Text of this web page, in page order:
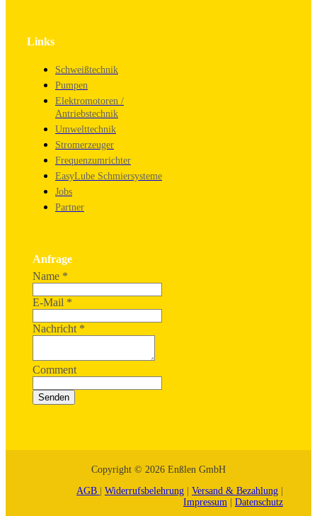
Links
Schweißtechnik
Pumpen
Elektromotoren /
Antriebstechnik
Umwelttechnik
Stromerzeuger
Frequenzumrichter
EasyLube Schmiersysteme
Jobs
Partner
Anfrage
Name *
E-Mail *
Nachricht *
Comment
Senden
Copyright © 2026 Enßlen GmbH
AGB | Widerrufsbelehrung | Versand & Bezahlung |
Impressum | Datenschutz